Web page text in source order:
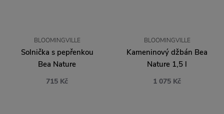
BLOOMINGVILLE
Solnička s pepřenkou
Bea Nature
715 Kč
BLOOMINGVILLE
Kameninový džbán Bea
Nature 1,5 l
1 075 Kč